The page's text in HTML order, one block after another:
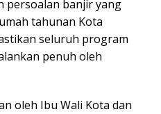
persoalan banjir yang
tahunan Kota
seluruh program
penuh oleh
oleh Ibu Wali Kota dan